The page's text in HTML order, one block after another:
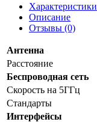
Характеристики
Описание
Отзывы (0)
Антенна
Расстояние
Беспроводная сеть
Скорость на 5ГГц
Стандарты
Интерфейсы